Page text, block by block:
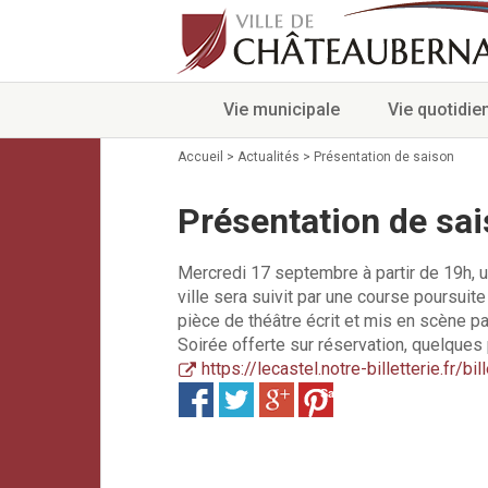
Vie municipale Vie
Accueil > Actualités > Présentation de saison
Présentation de
Mercredi 17 septembre à partir de 19h,
ville sera suivit par une course poursuite
pièce de théâtre écrit et mis en scène
Soirée offerte sur réservation,
https://lecastel.notre-billetterie.fr/
Save